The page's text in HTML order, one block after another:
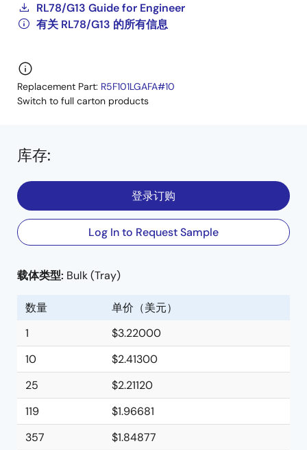
RL78/G13 Guide for Engineer
有关 RL78/G13 的所有信息
Replacement Part: R5F101LGAFA#10
Switch to full carton products
库存:
登录订购
Log In to Request Sample
载体类型: Bulk (Tray)
数量
单价（美元）
1
$3.22000
10
$2.41300
25
$2.21120
119
$1.96681
357
$1.84877